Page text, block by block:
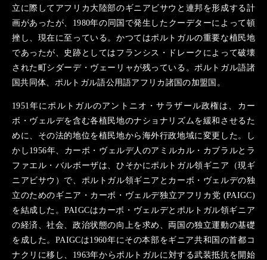
立に際してアフリカ大陸部のギニアビサウと連邦を形成する計
画があったが、1980年の同国で発生したクーデターによって頓
挫し、現在に至っている。かつてはポルトガルの重要な植民地
であったが、史跡としてはフランシス・ドレークによって破壊
された町シダーデ・ヴェーリャが残っている。ポルトガル語諸
国共同体、ポルトガル語公用語アフリカ諸国の加盟国。
1951年にポルトガルのアントニオ・サラザール政権は、カー
ボ・ヴェルデを含む各植民地のナショナリズムを緩和させるた
めに、その法的地位を植民地から海外行政地域に変更した。し
かし1956年、カーボ・ヴェルデ人のアミルカル・カブラルとラ
ファエル・バルボーザは、ひそかにポルトガル領ギニア（現ギ
ニアビサウ）で、ポルトガル領ギニアとカーボ・ヴェルデの独
立のためのギニア・カーボ・ヴェルデ独立アフリカ党 (PAIGC)
を結成した。PAIGCはカーボ・ヴェルデとポルトガル領ギニア
の経済、社会、政治状態の向上を求め、両国の独立運動の基礎
を成した。PAIGCは1960年にその本部をギニア共和国の首都コ
ナクリに移し、1963年からポルトガルに対する武装抵抗を開始